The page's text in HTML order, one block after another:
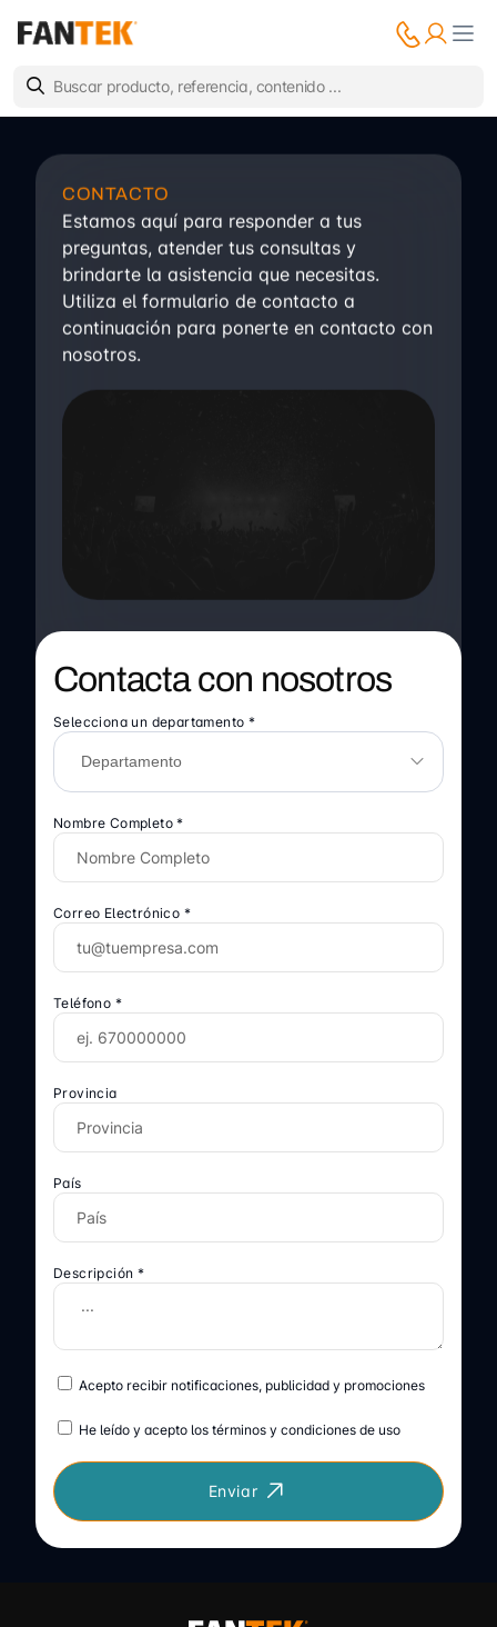
CONTACTO
Estamos aquí para responder a tus
preguntas, atender tus consultas y
brindarte la asistencia que necesitas.
Utiliza el formulario de contacto a
continuación para ponerte en contacto con
nosotros.
Contacta con nosotros
Selecciona un departamento *
Nombre Completo *
Correo Electrónico *
Teléfono *
Provincia
País
Descripción *
Acepto recibir notificaciones, publicidad y promociones
He leído y acepto los términos y condiciones de uso
Enviar